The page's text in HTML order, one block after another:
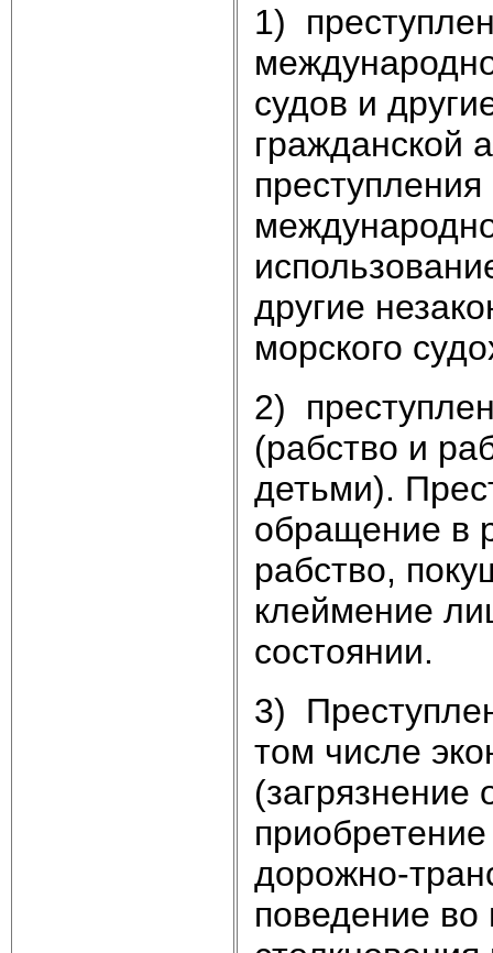
1)
судов и
гражданской
другие
морского
2)
(рабство и
детьми).
обращение в
рабство,
клеймение
состоянии.
3)
том числе
дорожно-
поведение